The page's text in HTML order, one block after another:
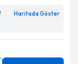
Haritada Göster